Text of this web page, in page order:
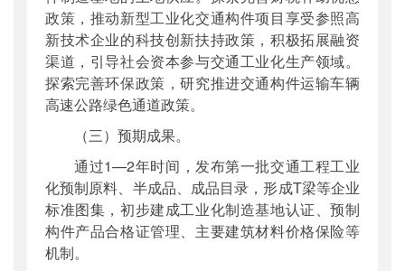
政策，推动新型工业化交通构件项目享受参照高
新技术企业的科技创新扶持政策，积极拓展融资
渠道，引导社会资本参与交通工业化生产领域。
探索完善环保政策，研究推进交通构件运输车辆
高速公路绿色通道政策。
（三）预期成果。
通过1—2年时间，发布第一批交通工程工业
化预制原料、半成品、成品目录，形成T梁等企业
标准图集，初步建成工业化制造基地认证、预制
构件产品合格证管理、主要建筑材料价格保险等
机制。